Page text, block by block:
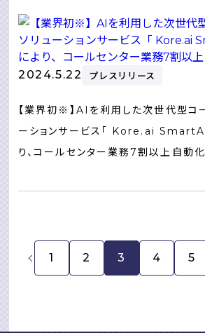
2024.5.22 プレスリリース
【業界初※】AIを利用した次世代型コ
ーションサービス「 Kore.ai
り、コールセンター業務7割以上自動化
1 2 3 4 5